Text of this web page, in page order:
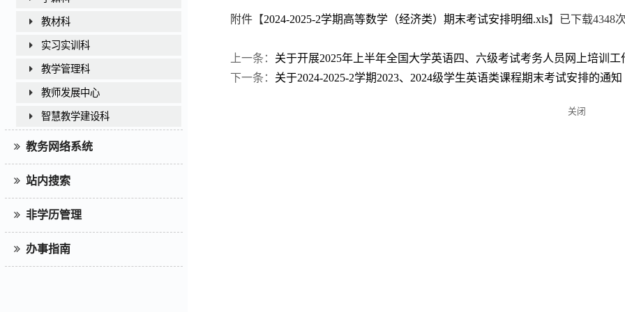
教材科
实习实训科
教学管理科
教师发展中心
智慧教学建设科
教务网络系统
站内搜索
非学历管理
办事指南
附件【2024-2025-2学期高等数学（经济类）期末考试安排明细.xls】已下载4348次
上一条： 关于开展2025年上半年全国大学英语四、六级考试考务人员网上培训工
下一条： 关于2024-2025-2学期2023、2024级学生英语类课程期末考试安排的通知
关闭